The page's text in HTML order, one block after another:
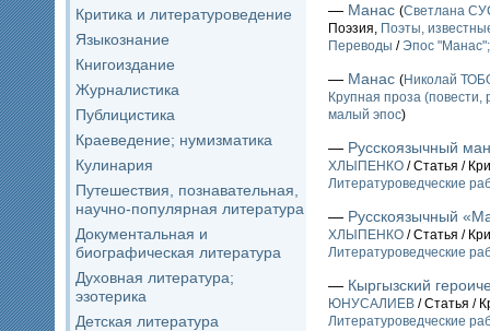
Критика и литературоведение
Языкознание
Книгоиздание
Журналистика
Публицистика
Краеведение; нумизматика
Кулинария
Путешествия, познавательная,
научно-популярная литература
Документальная и
биографическая литература
Духовная литература;
эзотерика
Детская литература
— Манас (Светлана
Поэзия, Поэты,
Переводы / Эпос
— Манас (Николай
Крупная проза
малый эпос)
— Русскоязычный
ХЛЫПЕНКО / Статья /
Литературоведческие
— Русскоязычный
ХЛЫПЕНКО / Статья /
Литературоведческие
— Кыргызский
ЮНУСАЛИЕВ / Статья /
Литературоведческие